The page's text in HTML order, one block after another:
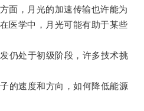
面，月光的加速传输也许能为
医学中，月光可能有助于某些
处于初级阶段，许多技术挑
速度和方向，如何降低能源